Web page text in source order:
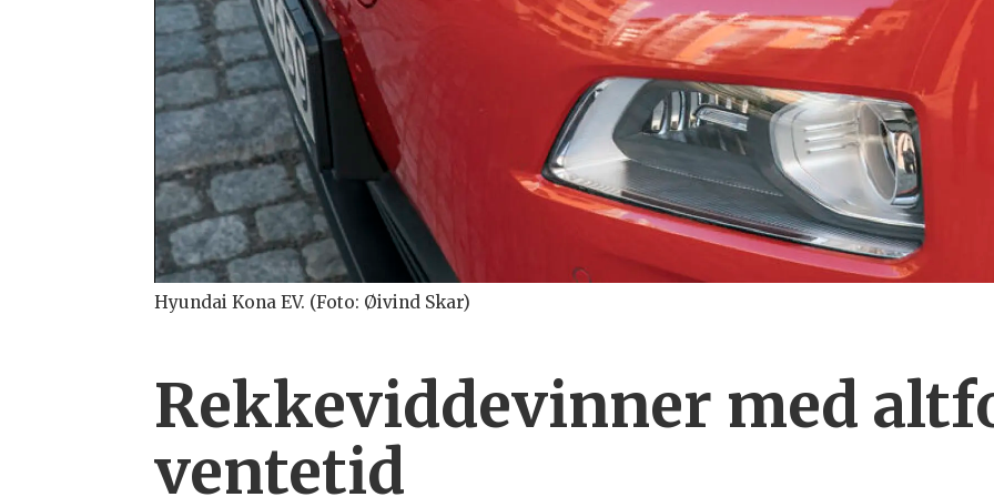
Hyundai Kona EV. (Foto: Øivind Skar)
Rekkeviddevinner med
ventetid